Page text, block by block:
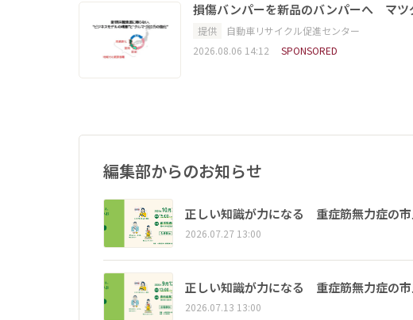
損傷バンパーを新品のバンパーへ マツ
提供
自動車リサイクル促進センター
2026.08.06 14:12
SPONSORED
編集部からのお知らせ
正しい知識が力になる 重症筋無力症の
2026.07.27 13:00
正しい知識が力になる 重症筋無力症の
2026.07.13 13:00